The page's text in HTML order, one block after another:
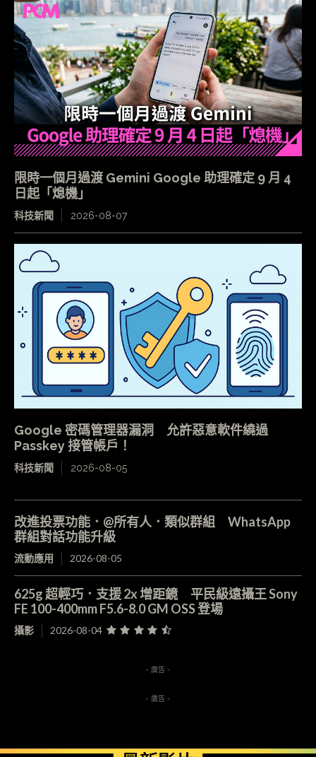
限時一個月過渡 Gemini Google 助理確定 9 月 4
日起「熄機」
科技新聞 2026-08-07
Google 密碼管理器漏洞 允許惡意軟件繞過
Passkey 接管帳戶！
科技新聞 2026-08-05
改進投票功能．@所有人．類似群組 WhatsApp
群組對話功能升級
流動應用 2026-08-05
625g 超輕巧．支援 2x 增距鏡 平民級遠攝王 Sony
FE 100-400mm F5.6-8.0 GM OSS 登場
攝影 2026-08-04
- 廣告 -
- 廣告 -